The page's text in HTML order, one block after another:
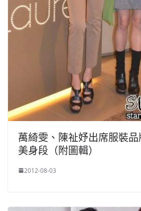
萬綺雯、陳祉妤出席服裝
美身段（附圖輯）
2012-08-03